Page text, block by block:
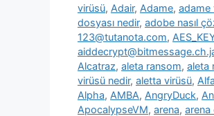
virüsü, Adair, Adame, adame
dosyası nedir, adobe nasıl
123@tutanota.com,
Alcatraz, aleta ransom, aleta
virüsü nedir, aletta virüsü, Alfa
Alpha, AMBA, AngryDuck,
ApocalypseVM, arena, arena